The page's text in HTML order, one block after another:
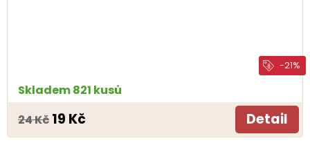
-21%
Skladem 821 kusů
24 Kč 19 Kč Detail